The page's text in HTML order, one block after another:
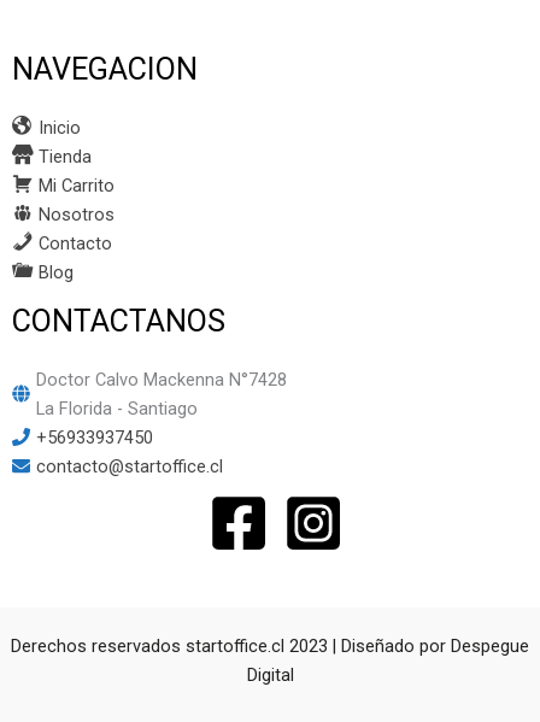
NAVEGACION
Inicio
Tienda
Mi Carrito
Nosotros
Contacto
Blog
CONTACTANOS
Doctor Calvo Mackenna N°7428
La Florida - Santiago
+56933937450
contacto@startoffice.cl
Derechos reservados startoffice.cl 2023 | Diseñado por Despegue
Digital